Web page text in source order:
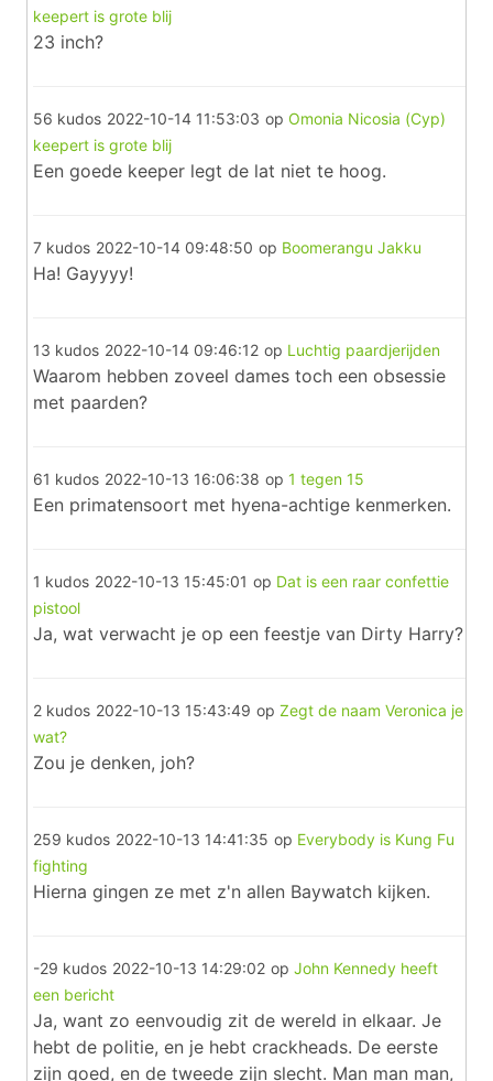
keepert is grote blij
23 inch?
56 kudos 2022-10-14 11:53:03 op Omonia Nicosia (Cyp)
keepert is grote blij
Een goede keeper legt de lat niet te hoog.
7 kudos 2022-10-14 09:48:50 op Boomerangu Jakku
Ha! Gayyyy!
13 kudos 2022-10-14 09:46:12 op Luchtig paardjerijden
Waarom hebben zoveel dames toch een obsessie
met paarden?
61 kudos 2022-10-13 16:06:38 op 1 tegen 15
Een primatensoort met hyena-achtige kenmerken.
1 kudos 2022-10-13 15:45:01 op Dat is een raar confettie
pistool
Ja, wat verwacht je op een feestje van Dirty Harry?
2 kudos 2022-10-13 15:43:49 op Zegt de naam Veronica je
wat?
Zou je denken, joh?
259 kudos 2022-10-13 14:41:35 op Everybody is Kung Fu
fighting
Hierna gingen ze met z'n allen Baywatch kijken.
-29 kudos 2022-10-13 14:29:02 op John Kennedy heeft
een bericht
Ja, want zo eenvoudig zit de wereld in elkaar. Je
hebt de politie, en je hebt crackheads. De eerste
zijn goed, en de tweede zijn slecht. Man man man,